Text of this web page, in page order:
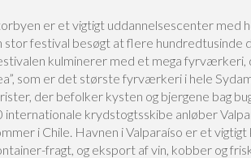
er et vigtigt uddannelsescenter med
stor festival besøgt at flere hundredtusinde
kulminerer med et mega fyrværkeri,
som er det største fyrværkeri i hele
der befolker kysten og bjergene bag
internationale krydstogtsskibe anløber
i Chile. Havnen i Valparaíso er et
fragt, og eksport af vin, kobber og